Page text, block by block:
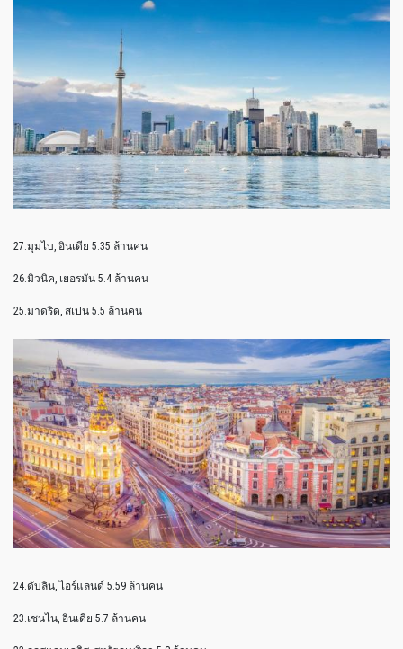
27.มุมไบ, อินเดีย 5.35 ล้านคน
26.มิวนิค, เยอรมัน 5.4 ล้านคน
25.มาดริด, สเปน 5.5 ล้านคน
24.ดับลิน, ไอร์แลนด์ 5.59 ล้านคน
23.เชนไน, อินเดีย 5.7 ล้านคน